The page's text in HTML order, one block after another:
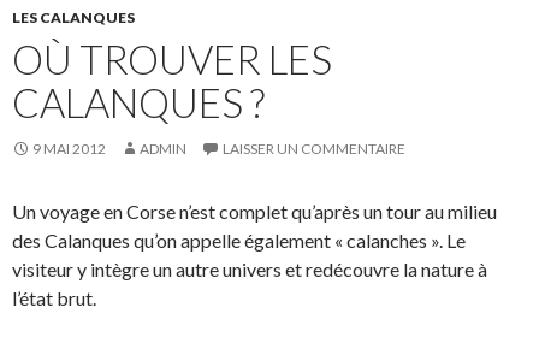
LES CALANQUES
OÙ TROUVER LES
CALANQUES ?
9 MAI 2012 ADMIN LAISSER UN COMMENTAIRE
Un voyage en Corse n’est complet qu’après un tour au milieu
des Calanques qu’on appelle également « calanches ». Le
visiteur y intègre un autre univers et redécouvre la nature à
l’état brut.